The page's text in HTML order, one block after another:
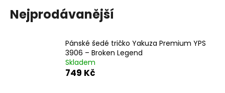
Nejprodávanější
Pánské šedé tričko Yakuza Premium YPS
3906 – Broken Legend
Skladem
749 Kč
t